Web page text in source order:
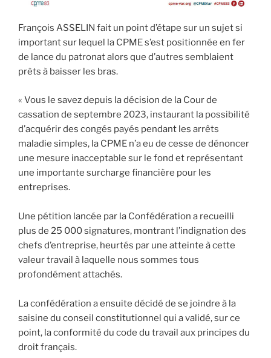
François ASSELIN fait un point d’étape sur un sujet si
important sur lequel la CPME s’est positionnée en fer
de lance du patronat alors que d’autres semblaient
prêts à baisser les bras.
« Vous le savez depuis la décision de la Cour de
cassation de septembre 2023, instaurant la possibilité
d’acquérir des congés payés pendant les arrêts
maladie simples, la CPME n’a eu de cesse de dénoncer
une mesure inacceptable sur le fond et représentant
une importante surcharge financière pour les
entreprises.
Une pétition lancée par la Confédération a recueilli
plus de 25 000 signatures, montrant l’indignation des
chefs d’entreprise, heurtés par une atteinte à cette
valeur travail à laquelle nous sommes tous
profondément attachés.
La confédération a ensuite décidé de se joindre à la
saisine du conseil constitutionnel qui a validé, sur ce
point, la conformité du code du travail aux principes du
droit français.